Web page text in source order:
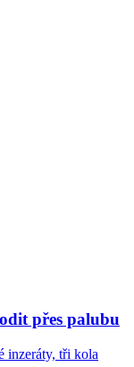
přes palubu
inzeráty, tři kola